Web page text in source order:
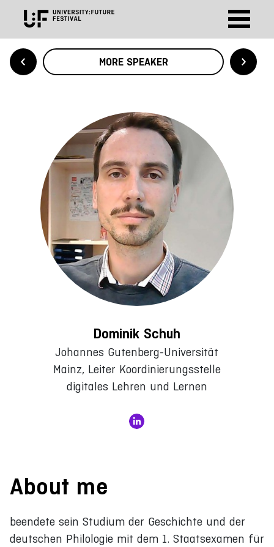
MORE SPEAKER
Dominik Schuh
Johannes Gutenberg-Universität
Mainz, Leiter Koordinierungsstelle
digitales Lehren und Lernen
About me
beendete sein Studium der Geschichte und der
deutschen Philologie mit dem 1. Staatsexamen für